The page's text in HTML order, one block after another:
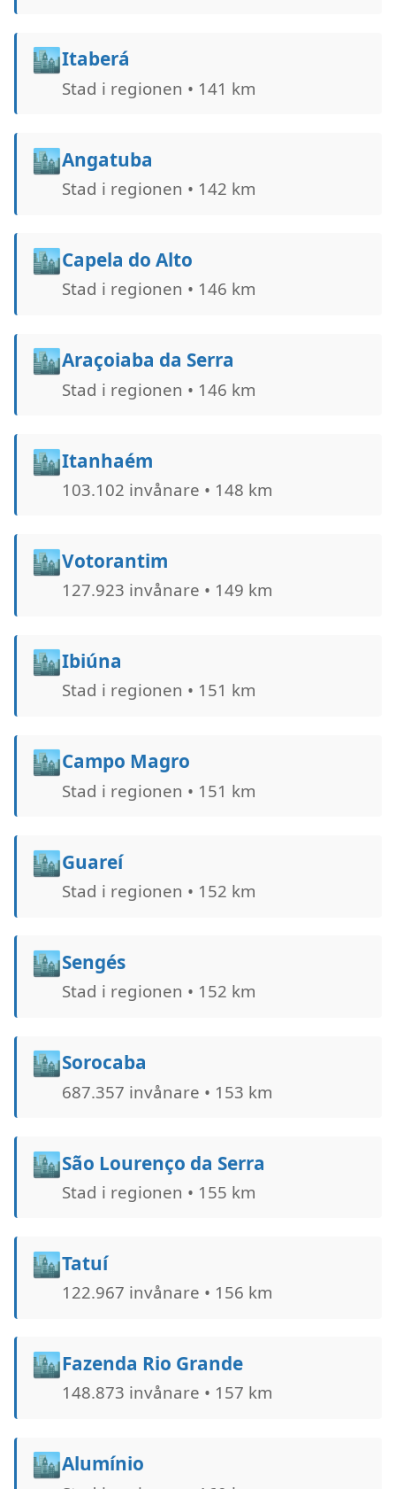
🏙️Itaberá
Stad i regionen • 141 km
🏙️Angatuba
Stad i regionen • 142 km
🏙️Capela do Alto
Stad i regionen • 146 km
🏙️Araçoiaba da Serra
Stad i regionen • 146 km
🏙️Itanhaém
103.102 invånare • 148 km
🏙️Votorantim
127.923 invånare • 149 km
🏙️Ibiúna
Stad i regionen • 151 km
🏙️Campo Magro
Stad i regionen • 151 km
🏙️Guareí
Stad i regionen • 152 km
🏙️Sengés
Stad i regionen • 152 km
🏙️Sorocaba
687.357 invånare • 153 km
🏙️São Lourenço da Serra
Stad i regionen • 155 km
🏙️Tatuí
122.967 invånare • 156 km
🏙️Fazenda Rio Grande
148.873 invånare • 157 km
🏙️Alumínio